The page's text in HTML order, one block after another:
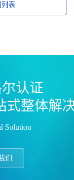
表
认证
式整体解
Solution
们